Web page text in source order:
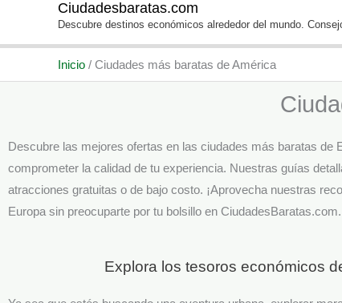
Ciudadesbaratas.com
Descubre destinos económicos alrededor del mundo.
Inicio / Ciudades más baratas de América
Descubre las mejores ofertas en las ciudades más baratas
comprometer la calidad de tu experiencia. Nuestras guías
atracciones gratuitas o de bajo costo. ¡Aprovecha nuestras
Europa sin preocuparte por tu bolsillo en CiudadesBaratas.com.
Explora los tesoros económicos